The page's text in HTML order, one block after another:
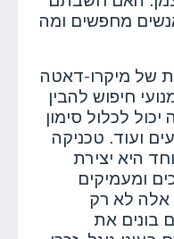
מחפשים ומה
של מיקרו-דאטה
חיפוש להבין
לכלול סימון
ועוד. טכניקה
היא יצירת
ומעמיקים
אלה לא רק
בונים את